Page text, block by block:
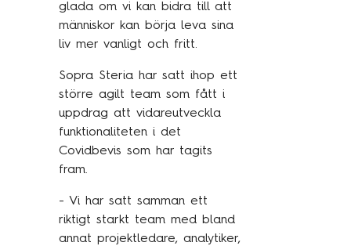
Lediga tjänster
Aktuellt
Pressmeddelanden
Event & webinars
Pressmeddelanden
glada om vi kan bidra till att
människor kan börja leva sina
liv mer vanligt och fritt.
Sopra Steria har satt ihop ett
större agilt team som fått i
uppdrag att vidareutveckla
funktionaliteten i det
Covidbevis som har tagits
fram.
- Vi har satt samman ett
riktigt starkt team med bland
annat projektledare, analytiker,